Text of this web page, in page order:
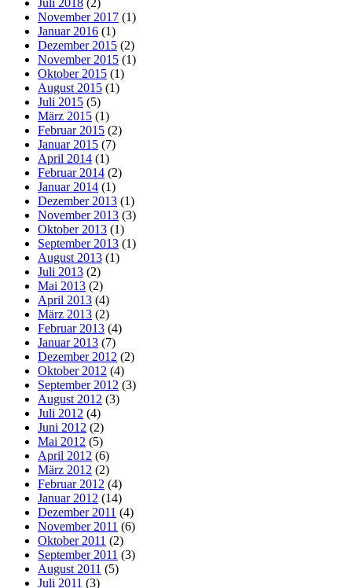
November 2017 (1)
Januar 2016 (1)
Dezember 2015 (2)
November 2015 (1)
Oktober 2015 (1)
August 2015 (1)
Juli 2015 (5)
März 2015 (1)
Februar 2015 (2)
Januar 2015 (7)
April 2014 (1)
Februar 2014 (2)
Januar 2014 (1)
Dezember 2013 (1)
November 2013 (3)
Oktober 2013 (1)
September 2013 (1)
August 2013 (1)
Juli 2013 (2)
Mai 2013 (2)
April 2013 (4)
März 2013 (2)
Februar 2013 (4)
Januar 2013 (7)
Dezember 2012 (2)
Oktober 2012 (4)
September 2012 (3)
August 2012 (3)
Juli 2012 (4)
Juni 2012 (2)
Mai 2012 (5)
April 2012 (6)
März 2012 (2)
Februar 2012 (4)
Januar 2012 (14)
Dezember 2011 (4)
November 2011 (6)
Oktober 2011 (2)
September 2011 (3)
August 2011 (5)
Juli 2011 (3)